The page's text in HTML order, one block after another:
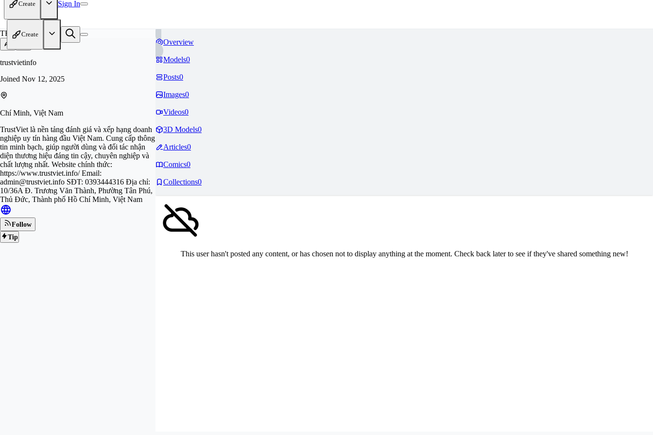
Create Sign In
Create
TR
trustvietinfo
Joined Nov 12, 2025
Chí Minh, Việt Nam
TrustViet là nền tảng đánh giá và xếp hạng doanh
nghiệp uy tín hàng đầu Việt Nam. Cung cấp thông
tin minh bạch, giúp người dùng và đối tác nhận
diện thương hiệu đáng tin cậy, chuyên nghiệp và
chất lượng nhất. Website chính thức:
https://www.trustviet.info/ Email:
admin@trustviet.info SĐT: 0393444316 Địa chỉ:
10/36A Đ. Trương Văn Thành, Phường Tân Phú,
Thủ Đức, Thành phố Hồ Chí Minh, Việt Nam
Follow
Tip
Overview
Models0
Posts0
Images0
Videos0
3D Models0
Articles0
Comics0
Collections0
This user hasn't posted any content, or has chosen not to display anything at the moment. Check back later to see if they've shared something new!